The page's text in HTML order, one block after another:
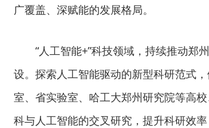
广覆盖、深赋能的发展格局。
“人工智能+”科技领域，持续推动郑
设。探索人工智能驱动的新型科研范式
室、省实验室、哈工大郑州研究院等高
科与人工智能的交叉研究，提升科研效